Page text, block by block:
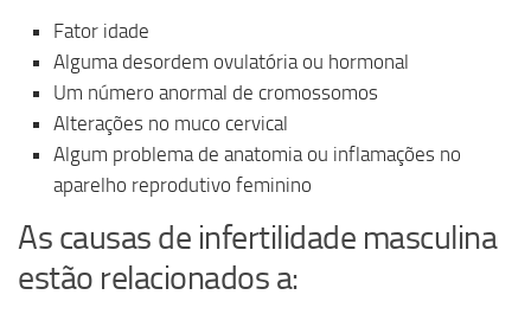
Fator idade
Alguma desordem ovulatória ou hormonal
Um número anormal de cromossomos
Alterações no muco cervical
Algum problema de anatomia ou inflamações no
aparelho reprodutivo feminino
As causas de infertilidade masculina
estão relacionados a: